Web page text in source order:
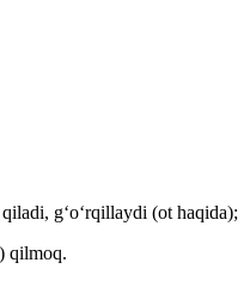
qiladi, gʻoʻrqillaydi (ot haqida);
qilmoq.